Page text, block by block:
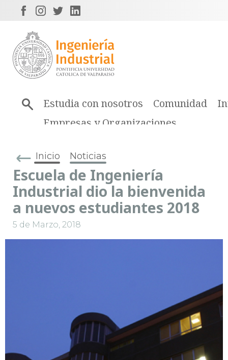
Estudia con nosotros Comunidad
Empresas y Organizaciones
Inicio Noticias
Escuela de Ingeniería
Industrial dio la bienvenida
a nuevos estudiantes 2018
5 de Marzo, 2018